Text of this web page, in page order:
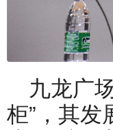
九龙广
柜”，其发